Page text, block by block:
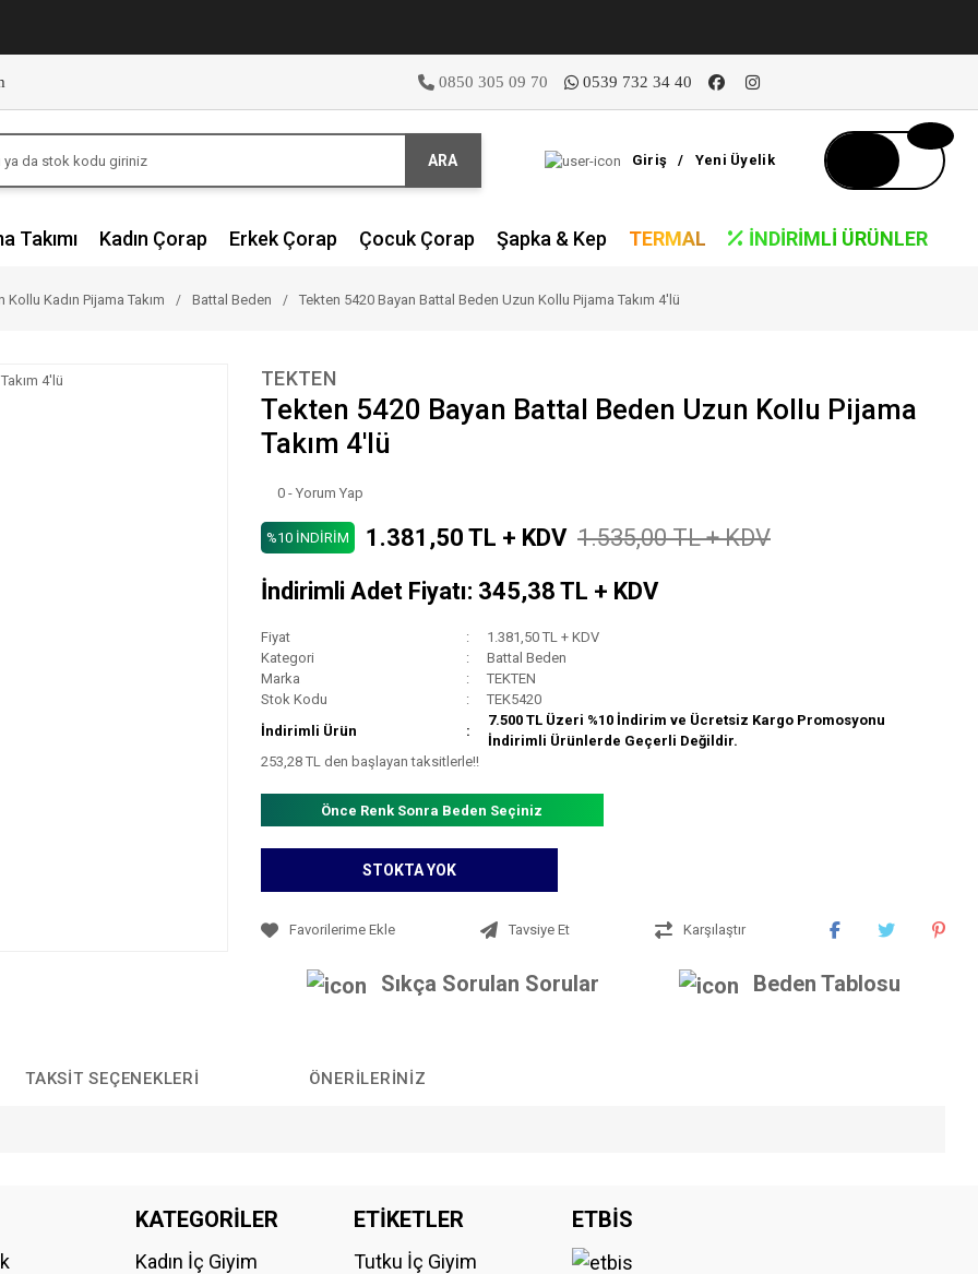
0850 305 09 70 0539 732 34 40
ARA Giriş / Yeni Üyelik
Takımı Kadın Çorap Erkek Çorap Çocuk Çorap Şapka & Kep TERMAL İNDIRIMLI ÜRÜNLER
Kollu Kadın Pijama Takım Battal Beden Tekten 5420 Bayan Battal Beden Uzun Kollu Pijama Takım 4'lü
TEKTEN
Tekten 5420 Bayan Battal Beden Uzun Kollu Pijama
Takım 4'lü
0 - Yorum Yap
%10 İNDİRİM 1.381,50 TL + KDV 1.535,00 TL + KDV
İndirimli Adet Fiyatı: 345,38 TL + KDV
Fiyat
1.381,50 TL + KDV
Kategori
Battal Beden
Marka
TEKTEN
Stok Kodu
TEK5420
İndirimli Ürün
7.500 TL Üzeri %10 İndirim ve Ücretsiz Kargo Promosyonu
İndirimli Ürünlerde Geçerli Değildir.
253,28 TL den başlayan taksitlerle!!
Önce Renk Sonra Beden Seçiniz
STOKTA YOK
Tavsiye Et Karşılaştır
Sıkça Sorulan Sorular Beden Tablosu
TAKSIT SEÇENEKLERI ÖNERILERINIZ
Bu ürüne ilk yorumu siz yapın!
KATEGORİLER
Kadın İç Giyim
ETİKETLER
Tutku İç Giyim
ETBİS